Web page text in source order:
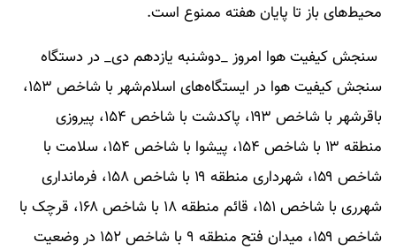
محیط‌های باز تا پایان هفته ممنوع است.
سنجش کیفیت هوا امروز _دوشنبه یازدهم دی_ در دستگاه
سنجش کیفیت هوا در ایستگاه‌های اسلام‌شهر با شاخص ۱۵۳،
باقرشهر با شاخص ۱۹۳، پاکدشت با شاخص ۱۵۴، پیروزی
منطقه ۱۳ با شاخص ۱۵۴، پیشوا با شاخص ۱۵۴، سلامت با
شاخص ۱۵۹، شهرداری منطقه ۱۹ با شاخص ۱۵۸، فرمانداری
شهرری با شاخص ۱۵۱، قائم منطقه ۱۸ با شاخص ۱۶۸، قرچک با
شاخص ۱۵۹، میدان فتح منطقه ۹ با شاخص ۱۵۲ در وضعیت